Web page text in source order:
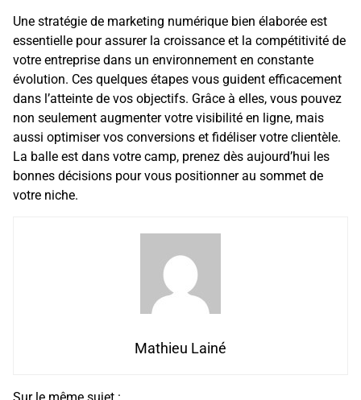
Une stratégie de marketing numérique bien élaborée est
essentielle pour assurer la croissance et la compétitivité de
votre entreprise dans un environnement en constante
évolution. Ces quelques étapes vous guident efficacement
dans l’atteinte de vos objectifs. Grâce à elles, vous pouvez
non seulement augmenter votre visibilité en ligne, mais
aussi optimiser vos conversions et fidéliser votre clientèle.
La balle est dans votre camp, prenez dès aujourd’hui les
bonnes décisions pour vous positionner au sommet de
votre niche.
Mathieu Lainé